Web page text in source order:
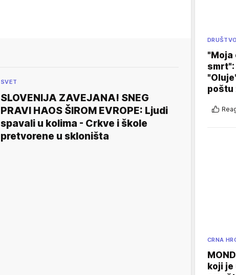
SVET
SLOVENIJA ZAVEJANA! SNEG
PRAVI HAOS ŠIROM EVROPE: Ljudi
spavali u kolima - Crkve i škole
pretvorene u skloništa
DRUŠTVO
"Moja
poštu
CRNA
koji je